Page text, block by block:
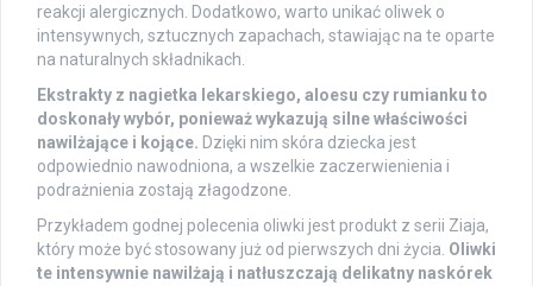
reakcji alergicznych. Dodatkowo, warto unikać oliwek o
intensywnych, sztucznych zapachach, stawiając na te oparte
na naturalnych składnikach.
Ekstrakty z nagietka lekarskiego, aloesu czy rumianku to
doskonały wybór, ponieważ wykazują silne właściwości
nawilżające i kojące. Dzięki nim skóra dziecka jest
odpowiednio nawodniona, a wszelkie zaczerwienienia i
podrażnienia zostają złagodzone.
Przykładem godnej polecenia oliwki jest produkt z serii Ziaja,
który może być stosowany już od pierwszych dni życia. Oliwki
te intensywnie nawilżają i natłuszczają delikatny naskórek